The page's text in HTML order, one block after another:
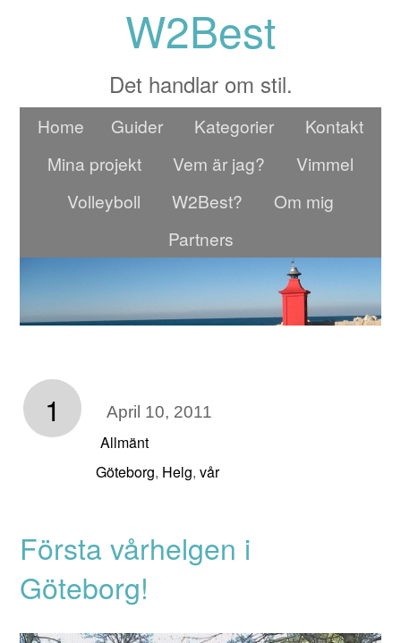
W2Best
Det handlar om stil.
Home Guider Kategorier
Kontakt
Mina projekt
Vem är jag?
Vimmel
Volleyboll
W2Best?
Om mig
Partners
1 April 10, 2011
Allmänt
Göteborg, Helg,vår
Första vårhelgen i
Göteborg!